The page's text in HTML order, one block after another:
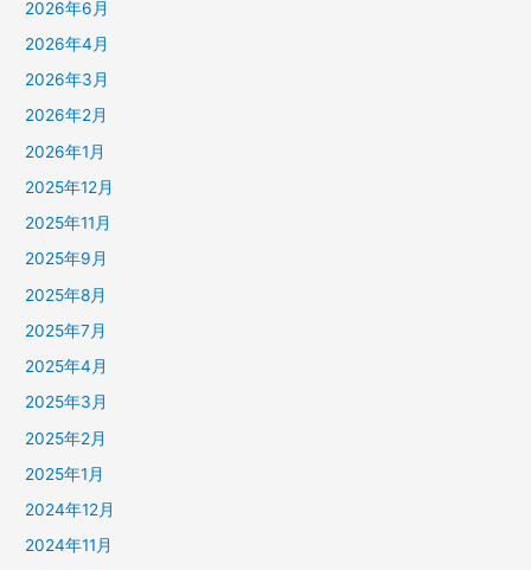
2026年6月
2026年4月
2026年3月
2026年2月
2026年1月
2025年12月
2025年11月
2025年9月
2025年8月
2025年7月
2025年4月
2025年3月
2025年2月
2025年1月
2024年12月
2024年11月